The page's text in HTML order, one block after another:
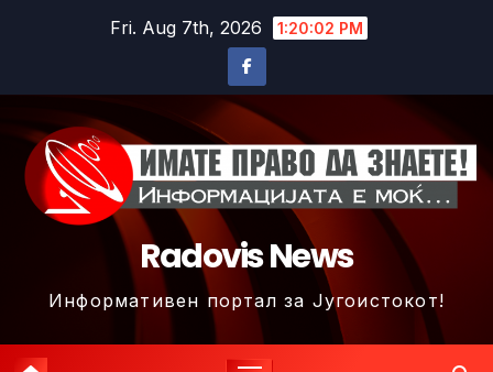
Fri. Aug 7th, 2026 1:20:05 PM
Radovis News
Информативен портал за Југоистокот!